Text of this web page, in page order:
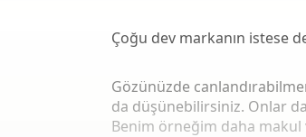
Çoğu dev markanın istese
Gözünüzde
da düşünebilirsiniz. Onlar
Benim örneğim daha makul